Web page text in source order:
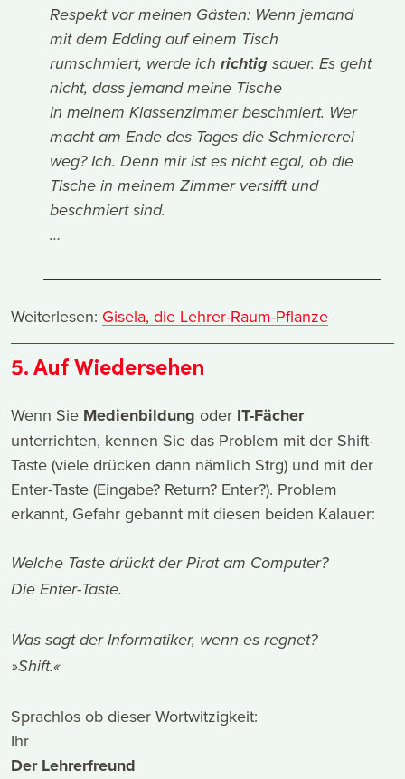
Respekt vor meinen Gästen: Wenn jemand
mit dem Edding auf einem Tisch
rumschmiert, werde ichrichtig sauer. Es geht
nicht, dass jemand meine Tische
in meinem Klassenzimmer beschmiert. Wer
macht am Ende des Tages die Schmiererei
weg? Ich. Denn mir ist es nicht egal, ob die
Tische in meinem Zimmer versifft und
beschmiert sind.
…
Weiterlesen: Gisela, die Lehrer-Raum-Pflanze
5. Auf Wiedersehen
Wenn Sie Medienbildung oder IT-Fächer
unterrichten, kennen Sie das Problem mit der Shift-
Taste (viele drücken dann nämlich Strg) und mit der
Enter-Taste (Eingabe? Return? Enter?). Problem
erkannt, Gefahr gebannt mit diesen beiden Kalauer:
Welche Taste drückt der Pirat am Computer?
Die Enter-Taste.
Was sagt der Informatiker, wenn es regnet?
»Shift.«
Sprachlos ob dieser Wortwitzigkeit:
Ihr
Der Lehrerfreund